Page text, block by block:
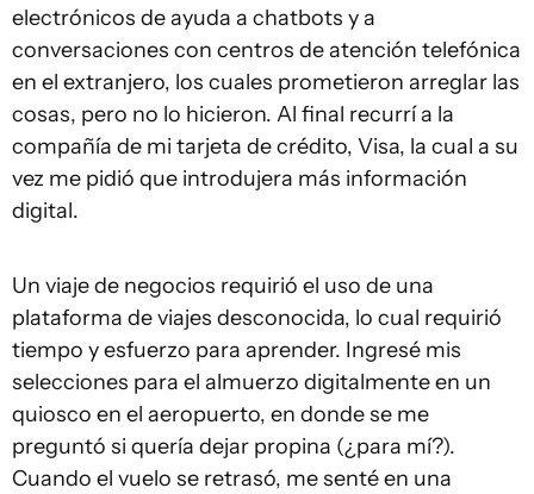
electrónicos de ayuda a chatbots y a
conversaciones con centros de atención telefónica
en el extranjero, los cuales prometieron arreglar las
cosas, pero no lo hicieron. Al final recurrí a la
compañía de mi tarjeta de crédito, Visa, la cual a su
vez me pidió que introdujera más información
digital.
Un viaje de negocios requirió el uso de una
plataforma de viajes desconocida, lo cual requirió
tiempo y esfuerzo para aprender. Ingresé mis
selecciones para el almuerzo digitalmente en un
quiosco en el aeropuerto, en donde se me
preguntó si quería dejar propina (¿para mí?).
Cuando el vuelo se retrasó, me senté en una